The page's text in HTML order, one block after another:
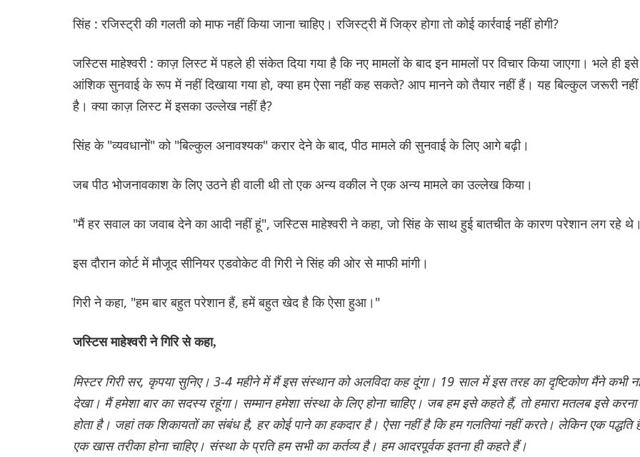
सिंह : रजिस्ट्री की गलती को माफ नहीं किया जाना चाहिए। रजिस्ट्री में जिक्र होगा तो कोई कार्रवाई नहीं होगी?
जस्टिस माहेश्वरी : काज़ लिस्ट में पहले ही संकेत दिया गया है कि नए मामलों के बाद इन मामलों पर विचार किया जाएगा। भले ही इसे
आंशिक सुनवाई के रूप में नहीं दिखाया गया हो, क्या हम ऐसा नहीं कह सकते? आप मानने को तैयार नहीं हैं। यह बिल्कुल जरूरी नहीं
है। क्या काज़ लिस्ट में इसका उल्लेख नहीं है?
सिंह के "व्यवधानों" को "बिल्कुल अनावश्यक" करार देने के बाद, पीठ मामले की सुनवाई के लिए आगे बढ़ी।
जब पीठ भोजनावकाश के लिए उठने ही वाली थी तो एक अन्य वकील ने एक अन्य मामले का उल्लेख किया।
"मैं हर सवाल का जवाब देने का आदी नहीं हूं", जस्टिस माहेश्वरी ने कहा, जो सिंह के साथ हुई बातचीत के कारण परेशान लग रहे
इस दौरान कोर्ट में मौजूद सीनियर एडवोकेट वी गिरी ने सिंह की ओर से माफी मांगी।
गिरी ने कहा, "हम बार बहुत परेशान हैं, हमें बहुत खेद है कि ऐसा हुआ।"
जस्टिस माहेश्वरी ने गिरि से कहा,
मिस्टर गिरी सर, कृपया सुनिए। 3-4 महीने में मैं इस संस्थान को अलविदा कह दूंगा। 19 साल में इस तरह का दृष्टिकोण मैंने कभी
देखा। मैं हमेशा बार का सदस्य रहूंगा। सम्मान हमेशा संस्था के लिए होना चाहिए। जब हम इसे कहते हैं, तो हमारा मतलब इसे करना
होता है। जहां तक शिकायतों का संबंध है, हर कोई पाने का हकदार है। ऐसा नहीं है कि हम गलतियां नहीं करते। लेकिन एक पद्धति
एक खास तरीका होना चाहिए। संस्था के प्रति हम सभी का कर्तव्य है। हम आदरपूर्वक इतना ही कहते हैं।